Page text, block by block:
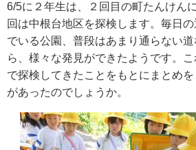
6/5に２年生は、２回目の町たんけん
回は中根台地区を探検します。毎日
でいる公園、普段はあまり通らない
ら、様々な発見ができたようです。
で探検してきたことをもとにまとめ
があったのでしょうか。